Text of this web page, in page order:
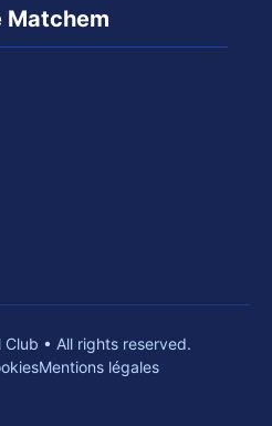
Matchem
• All rights reserved.
Mentions légales